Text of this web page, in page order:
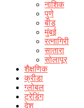
नाशिक
पुणे
बीड
मुंबई
रत्नागिरी
सातारा
सोलापूर
शैक्षणिक
क्रीडा
ग्लोबल
ट्रेडिंग
देश